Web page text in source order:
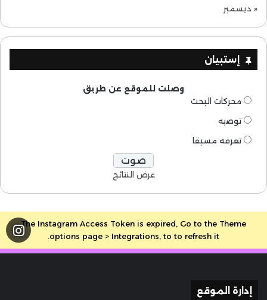
« ديسمبر
إستبيان
وصلت للموقع عن طريق
محركات البحث
توصيه
تعرفه مسبقا
عرض النتائج
The Instagram Access Token is expired, Go to the Theme
options page > Integrations, to to refresh it.
إدارة الموقع